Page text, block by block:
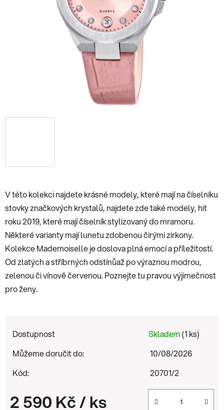
V této kolekci najdete krásné modely, které mají na číselníku
stovky značkových krystalů, najdete zde také modely, hit
roku 2019, které mají číselník stylizovaný do mramoru.
Některé varianty mají lunetu zdobenou čirými zirkony.
Kolekce Mademoiselle je doslova plná emocí a příležitostí.
Od zlatých a stříbrných odstínůaž po výraznou modrou,
zelenou či vínově červenou. Poznejte tu pravou výjimečnost
pro ženy.
Dostupnost Skladem(1 ks)
Můžeme doručit do:
10/08/2026
Kód:
20701/2
2 590 Kč/ ks